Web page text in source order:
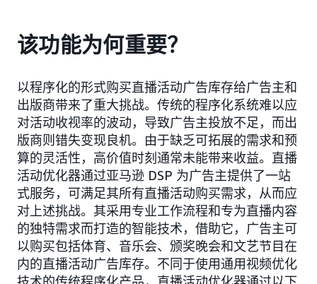
该功能为何重要？
以程序化的形式购买直播活动广告库存给广告主和
出版商带来了重大挑战。传统的程序化系统难以应
对活动收视率的波动，导致广告主投放不足，而出
版商则错失变现良机。由于缺乏可拓展的需求和预
算的灵活性，高价值时刻通常未能带来收益。直播
活动优化器通过亚马逊 DSP 为广告主提供了一站
式服务，可满足其所有直播活动购买需求，从而应
对上述挑战。其采用专业工作流程和专为直播内容
的独特需求而打造的智能技术，借助它，广告主可
以购买包括体育、音乐会、颁奖晚会和文艺节目在
内的直播活动广告库存。不同于使用通用视频优化
技术的传统程序化产品，直播活动优化器通过以下